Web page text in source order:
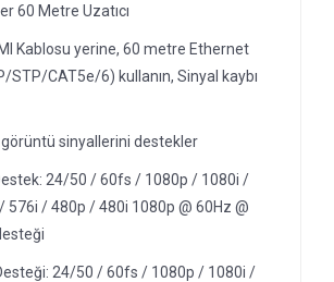
60 Metre Uzatıcı
Kablosu yerine, 60 metre Ethernet
STP/CAT5e/6) kullanın, Sinyal kaybı
görüntü sinyallerini destekler
24/50 / 60fs / 1080p / 1080i /
576i / 480p / 480i 1080p @ 60Hz @
Desteği: 24/50 / 60fs / 1080p / 1080i /